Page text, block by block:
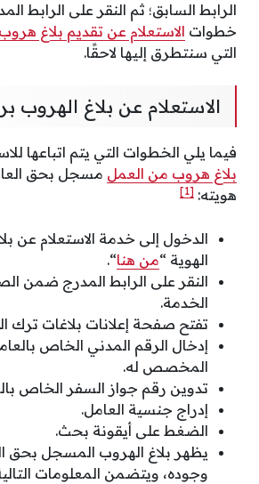
الرابط السابق؛ ثم النقر على الرابط
خطوات الاستعلام عن تقديم بلاغ هروب
التي سنتطرق إليها لاحقًا.
الاستعلام عن بلاغ الهروب
فيما يلي الخطوات التي يتم اتباعها
بلاغ هروب من العمل مسجل بحق
هويته: [1]
الدخول إلى خدمة الاستعلام عن
الهوية “من هنا“.
النقر على الرابط المدرج ضمن
الخدمة.
تفتح صفحة إعلانات بلاغات ترك
إدخال الرقم المدني الخاص
المخصص له.
تدوين رقم جواز السفر الخاص
إدراج جنسية العامل.
الضغط على أيقونة بحث.
يظهر بلاغ الهروب المسجل بحق
وجوده، ويتضمن المعلومات